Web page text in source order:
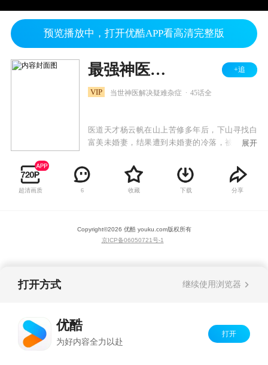
预览播放中，打开优酷APP看高清完整版
最强神医混都市 +追
VIP 当世神医解决疑难杂症 45话全
医道天才杨云帆在山上苦修多年后，下山寻找白
富美未婚妻，结果遭到未婚妻的冷落，被视作乡
通通，却身怀绝技，任何疑难杂症到他面前都手
到病除，各种奇遇和危险迎刃而解。众人对他刮
目相看，未婚妻以及各路美女投怀送抱，而他秉
展开
超清画质 6 收藏 下载 分享
Copyright©2026 优酷 youku.com版权所有
京ICP备06050721号-1
打开方式 继续使用浏览器
优酷
为好内容全力以赴
打开